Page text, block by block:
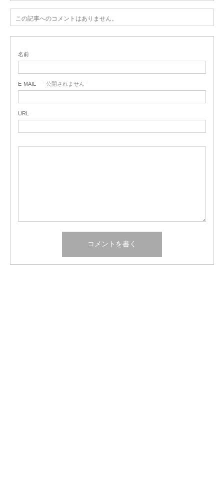
この記事へのコメントはありません。
名前
E-MAIL - 公開されません -
URL